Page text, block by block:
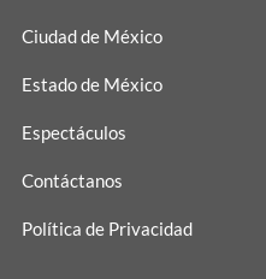
Ciudad de México
Estado de México
Espectáculos
Contáctanos
Política de Privacidad